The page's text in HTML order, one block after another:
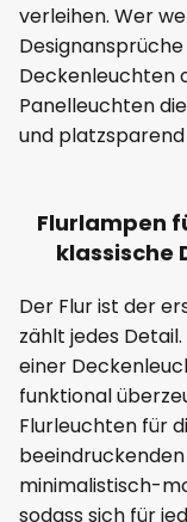
verleihen. Wer
Deckenleuchten
Panelleuchten
und platzsparend
Flurlampen
klassische
Der Flur ist der
zählt jedes
einer
funktional
Flurleuchten für
minimalistisch-
sodass sich für